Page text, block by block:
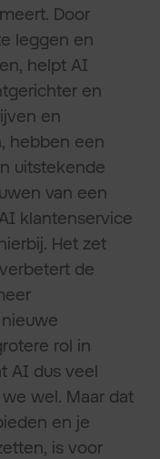
Door
leggen en
helpt AI
en
en
hebben een
uitstekende
van een
klantenservice
Het zet
de
rol in
AI dus veel
wel. Maar dat
en je
is voor